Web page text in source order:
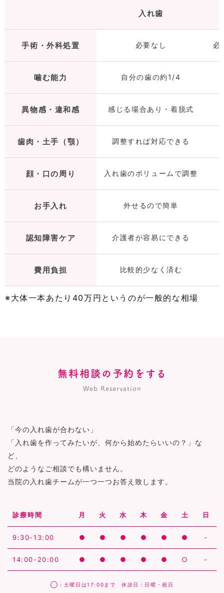
入れ歯
手術・外科処置 必要なし 必
噛む能力 自分の歯の約1/4
異物感・違和感 感じる場合あり・着脱式
歯肉・土手（顎） 調整すれば対応できる
顔・口の周り 入れ歯のボリュームで調整
お手入れ 外せるので簡単
認知障害ケア 介護者が容易にできる
費用負担 比較的少なく済む
※大体一本あたり40万円というのが一般的な相場
無料相談の予約をする
Web Reservation
「今の入れ歯が合わない」
「入れ歯を作ってみたいが、何から始めたらいいの？」な
ど、
どのようなご相談でも構いません。
当院の入れ歯チームが一つ一つお答え致します。
診療時間 月 火 水 木 金 土 日
9:30-13:00 ● ● ● ● ● ● -
14:00-20:00 ● ● ● ● ● ○ -
◯：土曜日は17:00まで 休診日：日曜・祝日